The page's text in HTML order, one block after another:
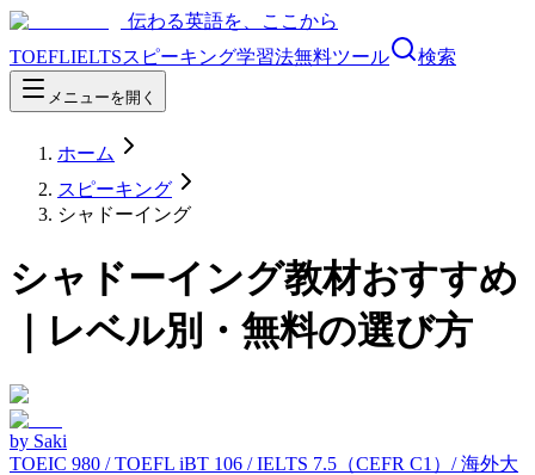
伝わる英語を、ここから
TOEFLIELTSスピーキング学習法無料ツール 検索
メニューを開く
ホーム
スピーキング
シャドーイング
シャドーイング教材おすすめ
｜レベル別・無料の選び方
by Saki
TOEIC 980 / TOEFL iBT 106 / IELTS 7.5（CEFR C1）/ 海外大